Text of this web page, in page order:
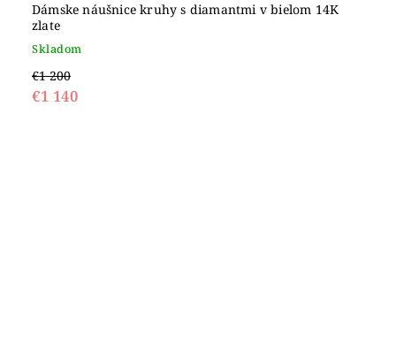
Dámske náušnice kruhy s diamantmi v bielom 14K
zlate
Skladom
€1 200
€1 140